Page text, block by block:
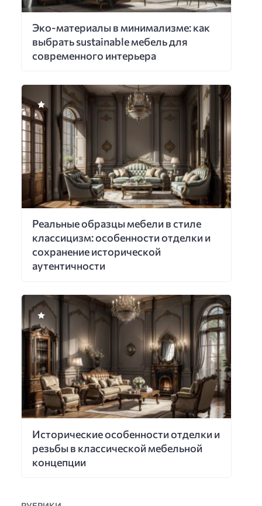
Эко-материалы в минимализме: как
выбрать sustainable мебель для
современного интерьера
Реальные образцы мебели в стиле
классицизм: особенности отделки и
сохранение исторической
аутентичности
Исторические особенности отделки и
резьбы в классической мебельной
концепции